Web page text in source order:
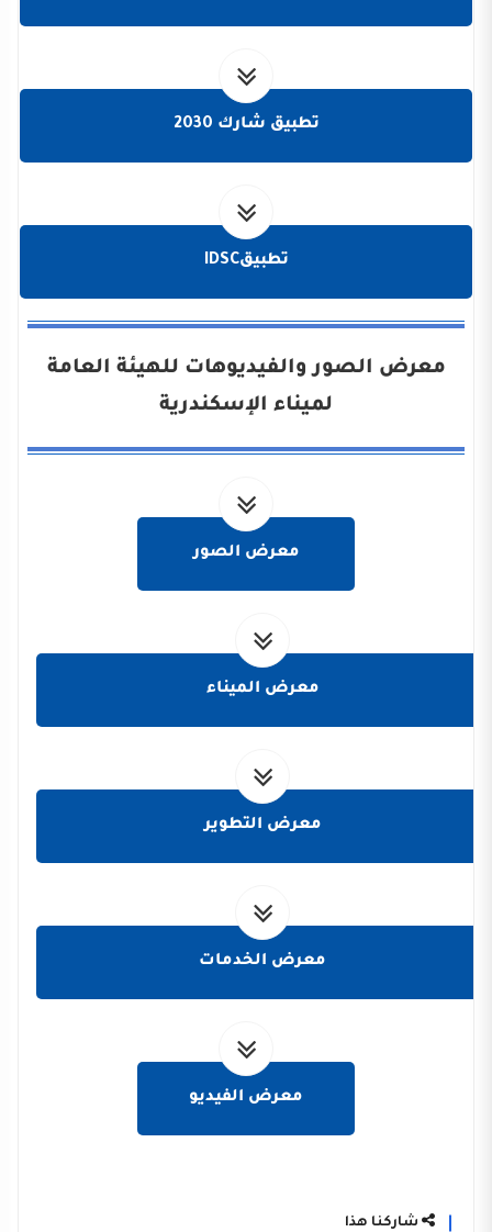
تطبيق شارك 2030
تطبيقIDSC
معرض الصور والفيديوهات للهيئة العامة
لميناء الإسكندرية
معرض الصور
معرض الميناء
معرض التطوير
معرض الخدمات
معرض الفيديو
شاركنا هذا